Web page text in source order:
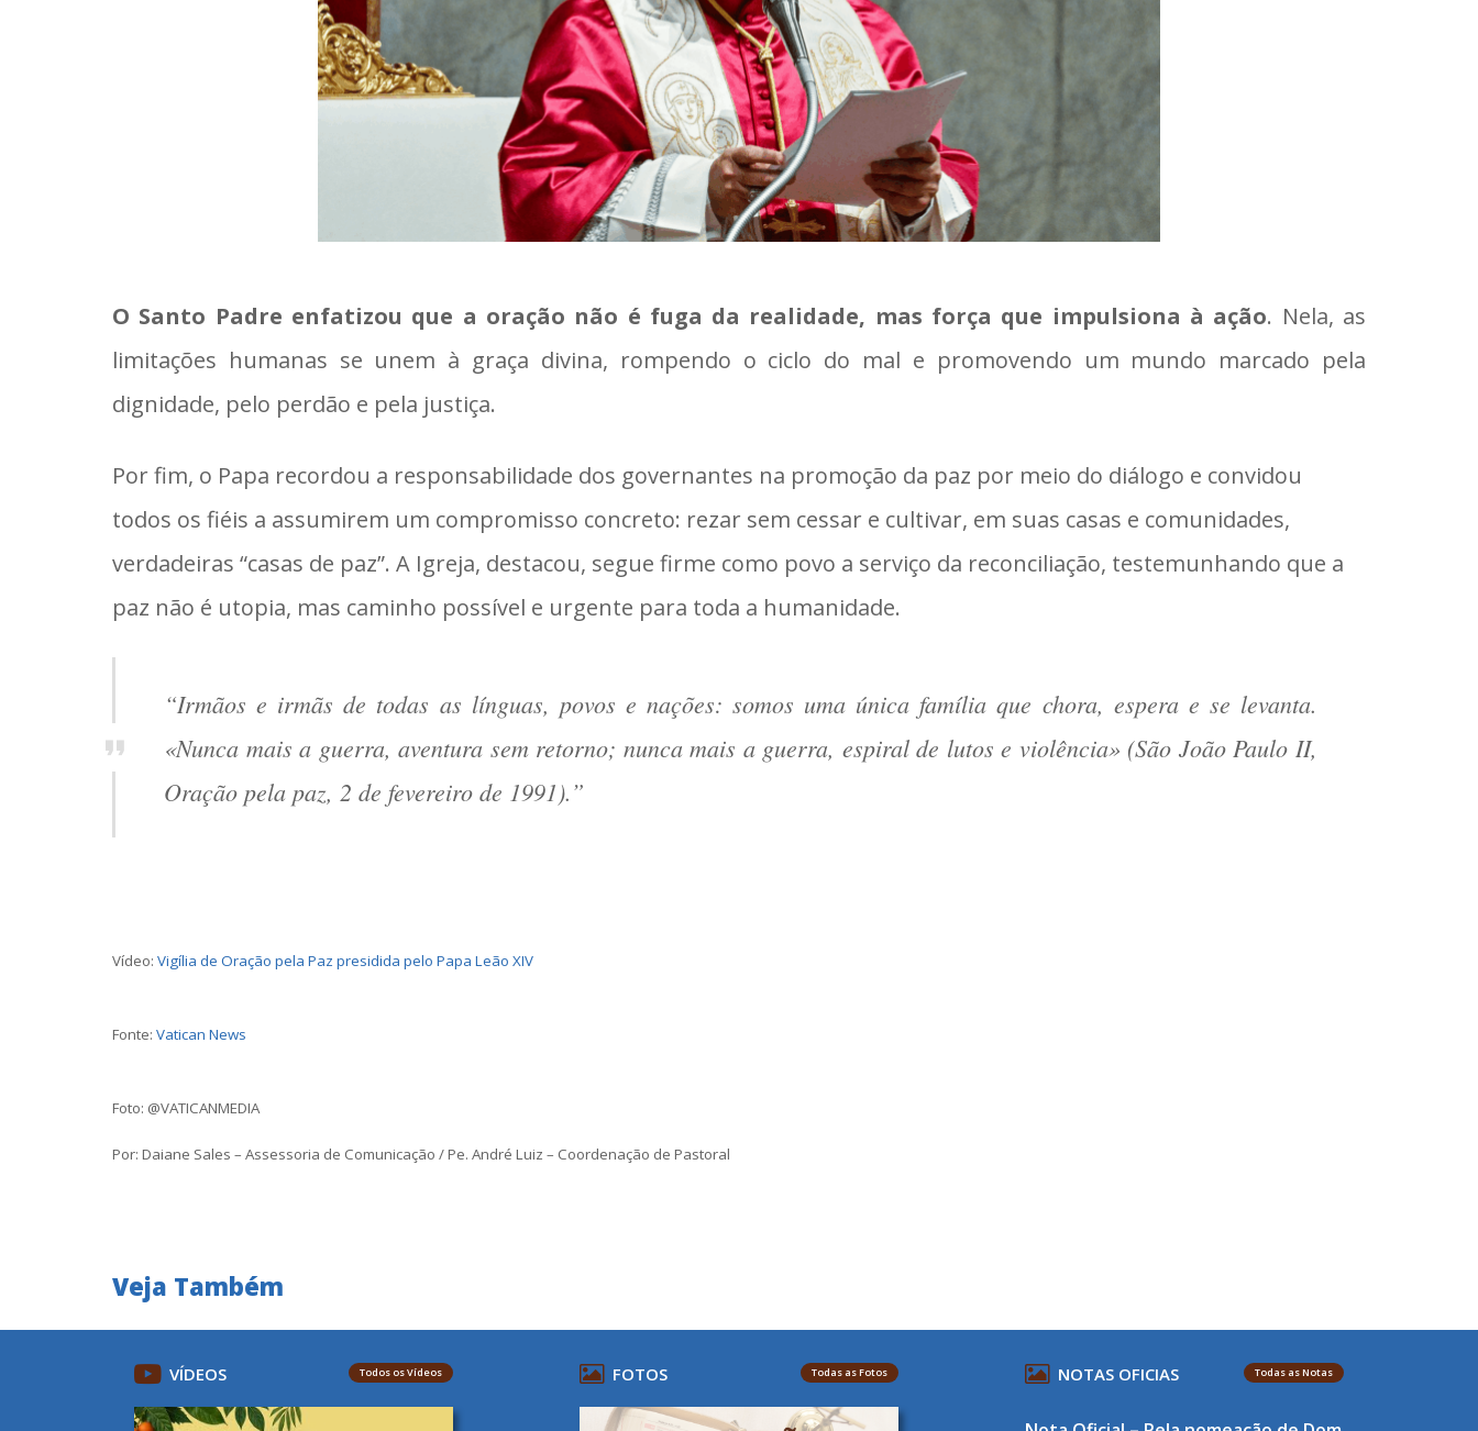
O Santo Padre enfatizou que a oração não é fuga da realidade, mas força que impulsiona à ação. Nela, as
limitações humanas se unem à graça divina, rompendo o ciclo do mal e promovendo um mundo marcado pela
dignidade, pelo perdão e pela justiça.
Por fim, o Papa recordou a responsabilidade dos governantes na promoção da paz por meio do diálogo e convidou
todos os fiéis a assumirem um compromisso concreto: rezar sem cessar e cultivar, em suas casas e comunidades,
verdadeiras “casas de paz”. A Igreja, destacou, segue firme como povo a serviço da reconciliação, testemunhando que a
paz não é utopia, mas caminho possível e urgente para toda a humanidade.
“Irmãos e irmãs de todas as línguas, povos e nações: somos uma única família que chora, espera e se levanta.
«Nunca mais a guerra, aventura sem retorno; nunca mais a guerra, espiral de lutos e violência» (São João Paulo II,
Oração pela paz, 2 de fevereiro de 1991).”
Vídeo: Vigília de Oração pela Paz presidida pelo Papa Leão XIV
Fonte: Vatican News
Foto: @VATICANMEDIA
Por: Daiane Sales – Assessoria de Comunicação / Pe. André Luiz – Coordenação de Pastoral
Veja Também
VÍDEOS Todos os Vídeos FOTOS Todas as Fotos NOTAS OFICIAS Todas as Notas